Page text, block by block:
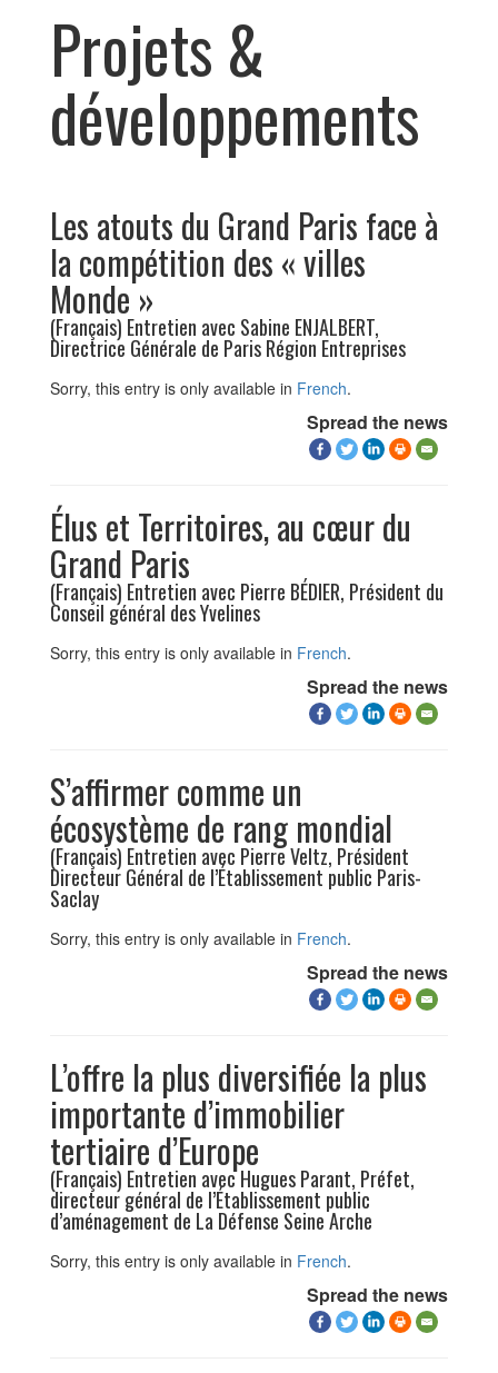
Projets &
développements
Les atouts du Grand Paris face à
la compétition des « villes
Monde »
(Français) Entretien avec Sabine ENJALBERT,
Directrice Générale de Paris Région Entreprises
Sorry, this entry is only available in French.
Spread the news
Élus et Territoires, au cœur du
Grand Paris
(Français) Entretien avec Pierre BÉDIER, Président du
Conseil général des Yvelines
Sorry, this entry is only available in French.
Spread the news
S’affirmer comme un
écosystème de rang mondial
(Français) Entretien avec Pierre Veltz, Président
Directeur Général de l’Établissement public Paris-
Saclay
Sorry, this entry is only available in French.
Spread the news
L’offre la plus diversifiée la plus
importante d’immobilier
tertiaire d’Europe
(Français) Entretien avec Hugues Parant, Préfet,
directeur général de l’Établissement public
d’aménagement de La Défense Seine Arche
Sorry, this entry is only available in French.
Spread the news